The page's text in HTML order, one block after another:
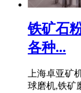
铁矿石
各种...
上海卓亚矿
球磨机,铁矿